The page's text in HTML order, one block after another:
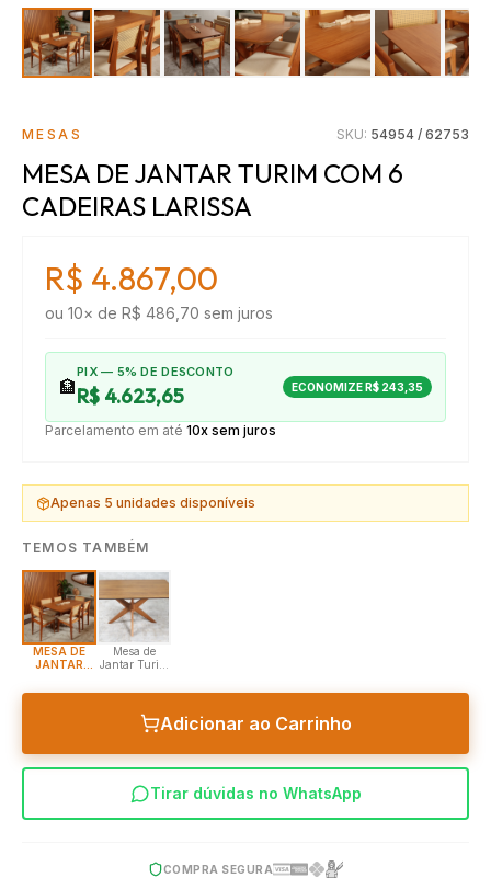
MESAS SKU: 54954 / 62753
MESA DE JANTAR TURIM COM 6
CADEIRAS LARISSA
R$ 4.867,00
ou 10× de R$ 486,70 sem juros
🏦
PIX — 5% DE DESCONTO
R$ 4.623,65 ECONOMIZE R$ 243,35
Parcelamento em até 10x sem juros
Apenas 5 unidades disponíveis
TEMOS TAMBÉM
MESA DE
JANTAR
6 CADEIRAS
Mesa de
Jantar Turim
Jequitiba /
Adicionar ao Carrinho
Tirar dúvidas no WhatsApp
COMPRA SEGURA